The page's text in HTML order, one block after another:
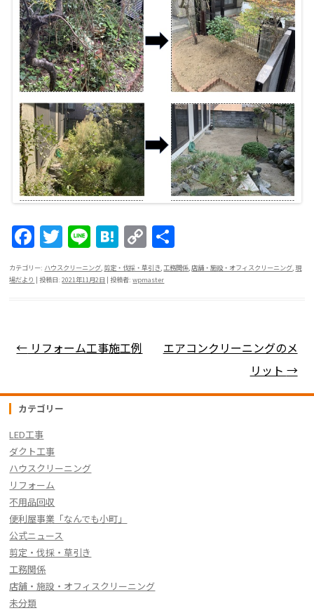
F
a
c
o
k
T
w
itt
Li
n
e
H
at
e
C
o
p
有
カテゴリー: ハウスクリーニング 剪定・伐採・草引き 工務関係 ,店舗・施設・オフィスクリーニング 現
場だより | 投稿日:2021年11月2日 |投稿者:wpmaster
投稿ナビゲーション
← リフォーム工事施工例
エアコンクリーニングのメ
リット →
カテゴリー
LED工事
ダクト工事
ハウスクリーニング
リフォーム
不用品回収
便利屋事業「なんでも小町」
公式ニュース
剪定・伐採・草引き
工務関係
店舗・施設・オフィスクリーニング
未分類